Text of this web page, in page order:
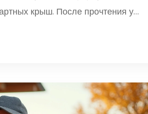
крыш. После прочтения у